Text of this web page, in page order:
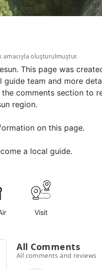
oluşturulmuştur.
This page was
team and more
comments section to
region.
on this page.
a local guide.
Visit
All Comments
All comments and reviews